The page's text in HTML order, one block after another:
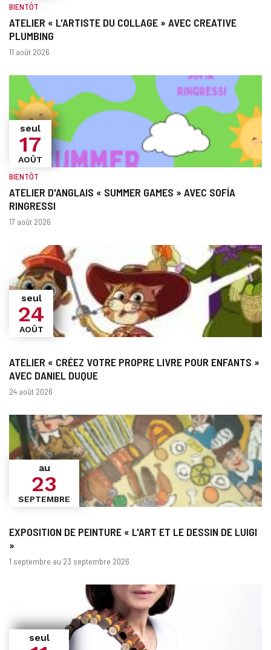
ATELIER « L'ARTISTE DU COLLAGE » AVEC CREATIVE
PLUMBING
Quand?
BIENTÔT
Dates
11 août 2026
ATELIER D'ANGLAIS « SUMMER GAMES » AVEC SOFÍA
RINGRESSI
seul
17
AOÛT
Quand?
BIENTÔT
Dates
17 août 2026
ATELIER « CRÉEZ VOTRE PROPRE LIVRE POUR ENFANTS »
AVEC DANIEL DUQUE
seul
24
AOÛT
Dates
24 août 2026
EXPOSITION DE PEINTURE « L'ART ET LE DESSIN DE LUIGI
»
au
23
SEPTEMBRE
Dates
1 septembre au 23 septembre 2026
seul